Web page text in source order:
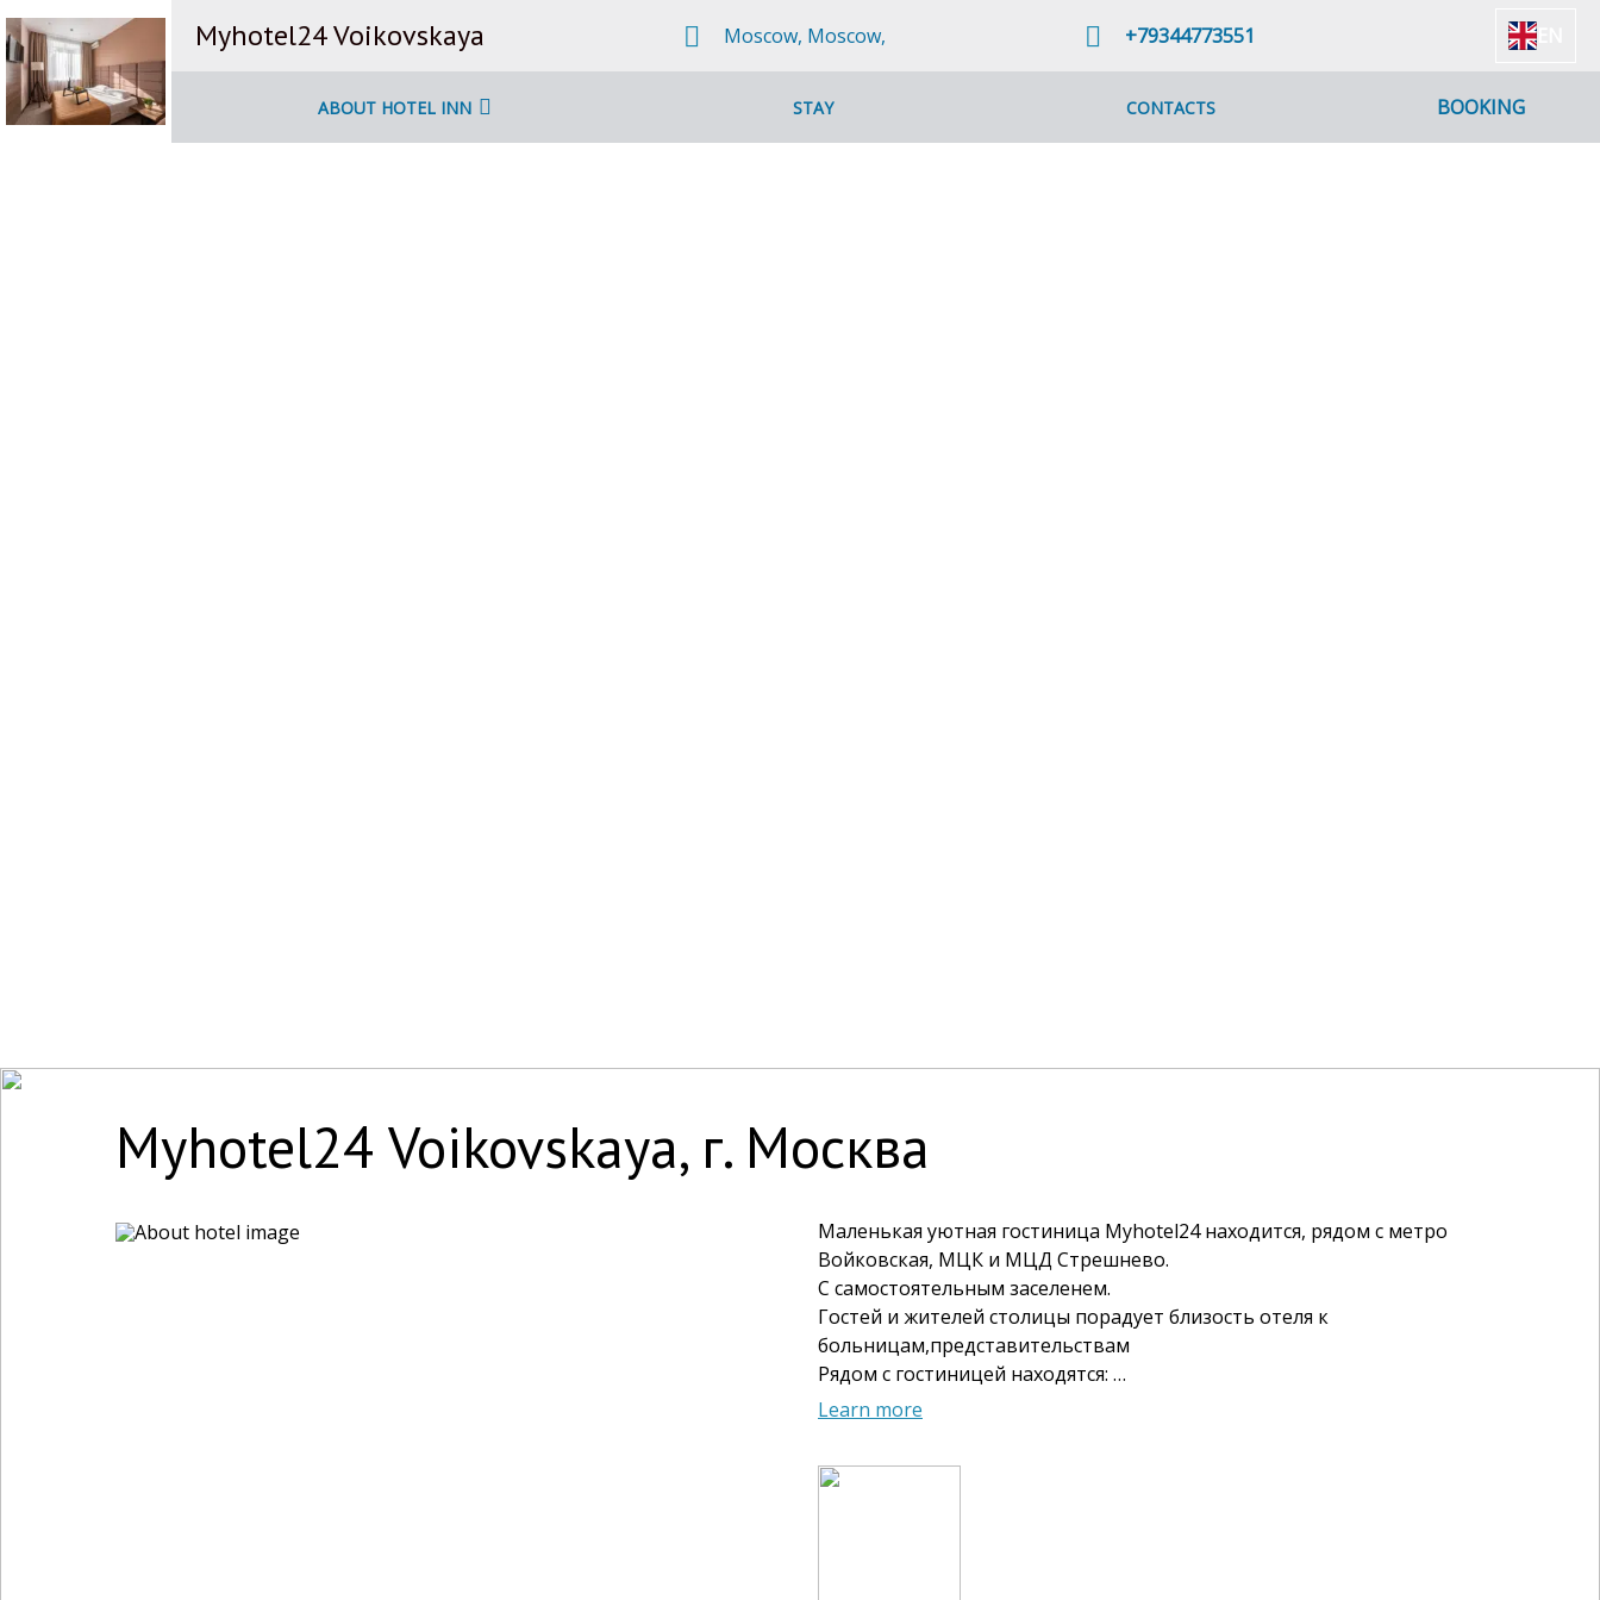
Myhotel24 Voikovskaya Moscow, Moscow, +79344773551
ABOUT HOTEL INN STAY CONTACTS BOOKING
Myhotel24 Voikovskaya, г. Москва
Маленькая уютная гостиница Myhotel24 находится, рядом с метро
Войковская, МЦК и МЦД Стрешнево.
С самостоятельным заселенем.
Гостей и жителей столицы порадует близость отеля к
больницам,представительствам
Рядом с гостиницей находятся:
1) ФБУ ЦКБ Гражданской авиации
3) Инфекционная больница №1
4) ФГБУ НМИЦ ТО им Н.Н. Приорова
Learn more